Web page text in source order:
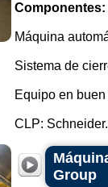
Componentes:
Máquina
Sistema de
Equipo en
CLP:
Group